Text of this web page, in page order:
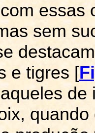
essas
sem
e tigres [
, quando